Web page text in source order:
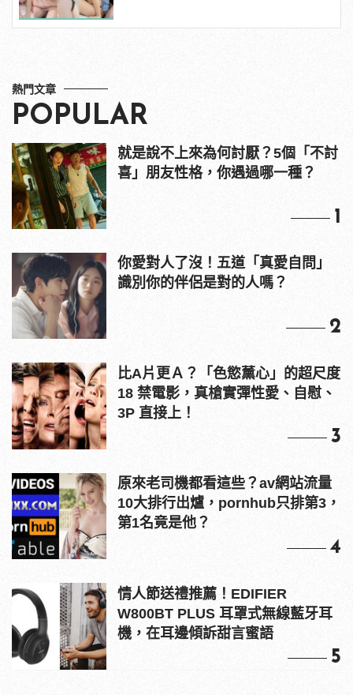
熱門文章
POPULAR
就是說不上來為何討厭？5個「不討
喜」朋友性格，你遇過哪一種？
1
你愛對人了沒！五道「真愛自問」
識別你的伴侶是對的人嗎？
2
比A片更Ａ？「色慾薰心」的超尺度
18 禁電影，真槍實彈性愛、自慰、
3P 直接上！
3
原來老司機都看這些？av網站流量
10大排行出爐，pornhub只排第3，
第1名竟是他？
4
情人節送禮推薦！EDIFIER
W800BT PLUS 耳罩式無線藍牙耳
機，在耳邊傾訴甜言蜜語
5